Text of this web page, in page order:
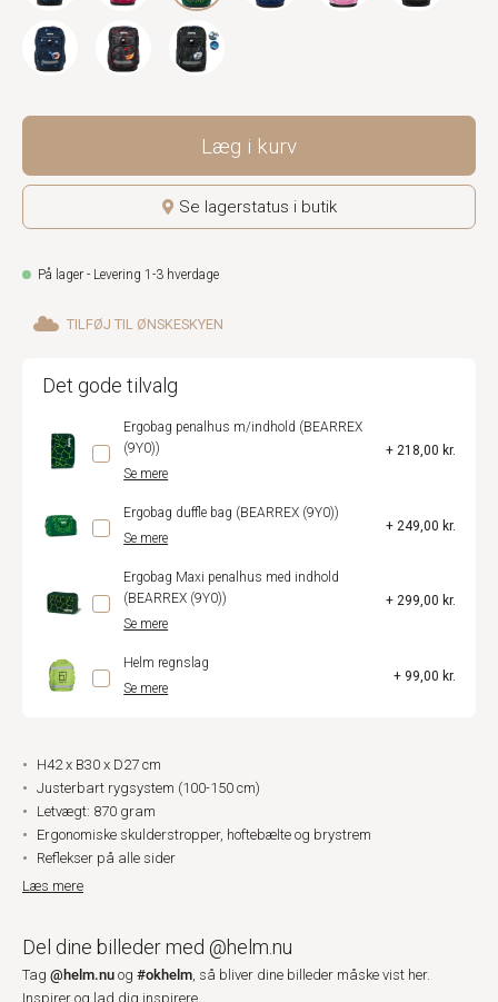
Læg i kurv
Se lagerstatus i butik
På lager - Levering 1-3 hverdage
TILFØJ TIL ØNSKESKYEN
Det gode tilvalg
Ergobag penalhus m/indhold (BEARREX
(9Y0))
Se mere
+ 218,00 kr.
Ergobag duffle bag (BEARREX (9Y0))
Se mere
+ 249,00 kr.
Ergobag Maxi penalhus med indhold
(BEARREX (9Y0))
Se mere
+ 299,00 kr.
Helm regnslag
Se mere
+ 99,00 kr.
H42 x B30 x D27 cm
Justerbart rygsystem (100-150 cm)
Letvægt: 870 gram
Ergonomiske skulderstropper, hoftebælte og brystrem
Reflekser på alle sider
Læs mere
Del dine billeder med @helm.nu
Tag @helm.nu og #okhelm, så bliver dine billeder måske vist her.
Inspirer og lad dig inspirere.